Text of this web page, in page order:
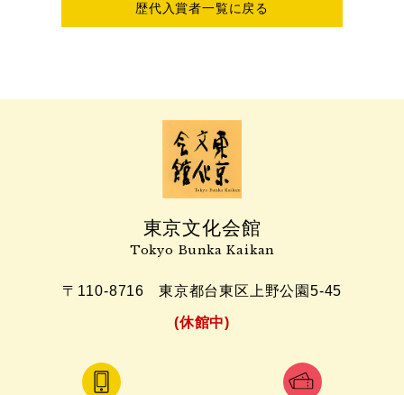
歴代入賞者一覧に戻る
東京文化会館
Tokyo Bunka Kaikan
〒110-8716 東京都台東区上野公園5-45
(休館中)